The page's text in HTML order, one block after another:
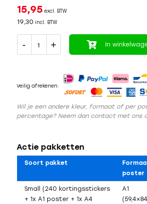
15,95 excl. BTW
19,30 incl. BTW
In
Veilig afrekenen:
Wil je een andere kleur, formaat of per
percentage? Neem dan contact met ons
Actie pakketten
Soort pakket
poster
Small (240 kortingsstickers
+ 1x A1 poster + 1x A4
A1